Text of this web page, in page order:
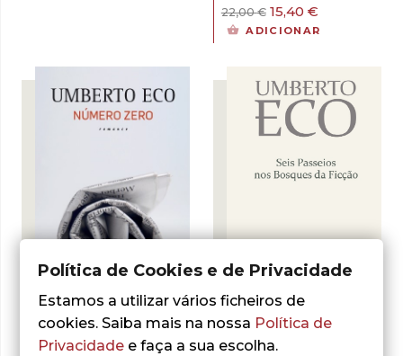
22,00€ O
preço
15,40 €O
preço
ADICIONAR
Umberto Eco
- 30%
Política de Cookies e de Privacidade
Estamos a utilizar vários ficheiros de
cookies. Saiba mais na nossa Política de
Privacidade e faça a sua escolha.